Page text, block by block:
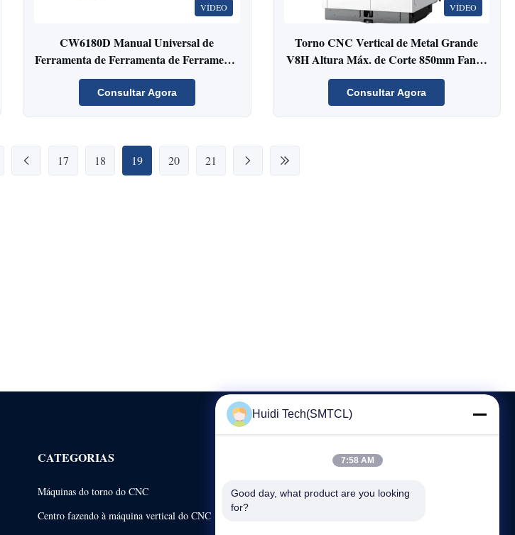
VÍDEO
CW6180D Manual Universal de
Ferramenta de Ferramenta de Ferramenta
de Ferramenta de Ferramenta de
Ferramenta de Ferramenta de Ferramenta
de Ferramenta de Ferramenta de
de Ferramenta
Consultar Agora
VÍDEO
Torno CNC Vertical de Metal Grande
V8H Altura Máx. de Corte 850mm Fanuc
Torno Vertical CNC de Fresagem
Consultar Agora
17 18 19 20 21
CATEGORIAS
Máquinas do torno do CNC
Centro fazendo à máquina vertical do CNC
CONTACTE-NOS
86-021-61195255
Huidi Tech(SMTCL)
7:58 AM
Good day, what product are you looking
for?